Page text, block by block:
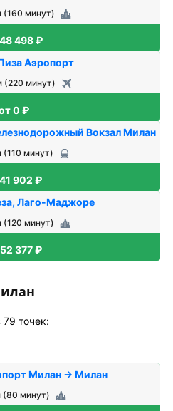
(160 минут)
498 ₽
Аэропорт
(220 минут)
0 ₽
Вокзал Милан
(110 минут)
902 ₽
Лаго-Маджоре
(120 минут)
377 ₽
79 точек:
Милан → Милан
(80 минут)